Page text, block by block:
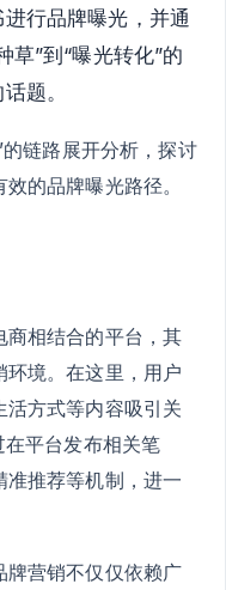
行品牌曝光，并通
草”到“曝光转化”的
题。
链路展开分析，探讨
的品牌曝光路径。
商相结合的平台，其
境。在这里，用户
方式等内容吸引关
平台发布相关笔
推荐等机制，进一
牌营销不仅仅依赖广